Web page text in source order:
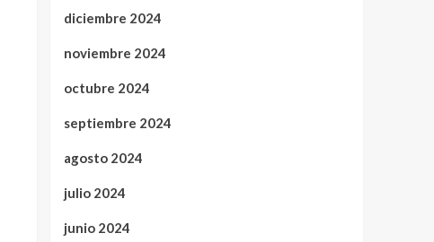
diciembre 2024
noviembre 2024
octubre 2024
septiembre 2024
agosto 2024
julio 2024
junio 2024